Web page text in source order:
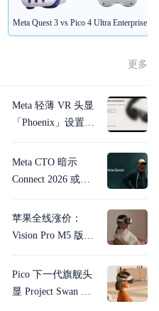
Meta Quest 3 vs Pico 4 Ultra Enterprise
更多
Meta 轻薄 VR 头显
「Phoenix」设置视
态，计算模块外置
Meta CTO 暗示
Connect 2026 或有
量设备有望亮相
苹果全线涨价：
Vision Pro M5 版涨
刷新也挡不住成本
压力
Pico 下一代旗舰头
显 Project Swan 疑